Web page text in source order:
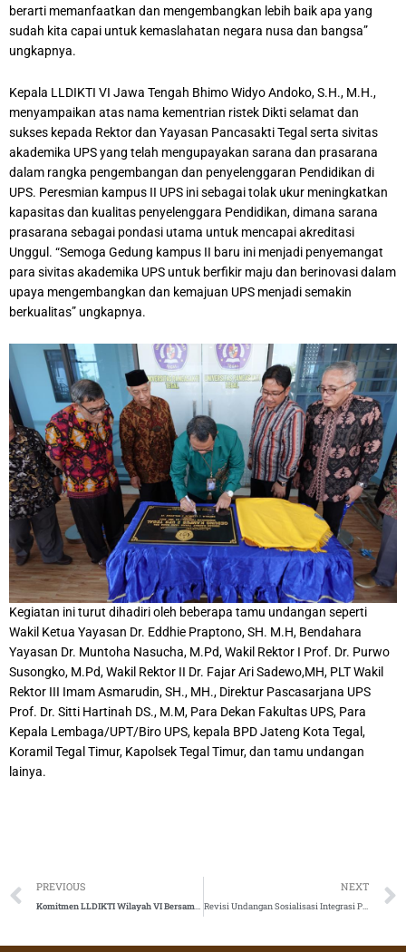
berarti memanfaatkan dan mengembangkan lebih baik apa yang
sudah kita capai untuk kemaslahatan negara nusa dan bangsa”
ungkapnya.
Kepala LLDIKTI VI Jawa Tengah Bhimo Widyo Andoko, S.H., M.H.,
menyampaikan atas nama kementrian ristek Dikti selamat dan
sukses kepada Rektor dan Yayasan Pancasakti Tegal serta sivitas
akademika UPS yang telah mengupayakan sarana dan prasarana
dalam rangka pengembangan dan penyelenggaran Pendidikan di
UPS. Peresmian kampus II UPS ini sebagai tolak ukur meningkatkan
kapasitas dan kualitas penyelenggara Pendidikan, dimana sarana
prasarana sebagai pondasi utama untuk mencapai akreditasi
Unggul. “Semoga Gedung kampus II baru ini menjadi penyemangat
para sivitas akademika UPS untuk berfikir maju dan berinovasi dalam
upaya mengembangkan dan kemajuan UPS menjadi semakin
berkualitas” ungkapnya.
Kegiatan ini turut dihadiri oleh beberapa tamu undangan seperti
Wakil Ketua Yayasan Dr. Eddhie Praptono, SH. M.H, Bendahara
Yayasan Dr. Muntoha Nasucha, M.Pd, Wakil Rektor I Prof. Dr. Purwo
Susongko, M.Pd, Wakil Rektor II Dr. Fajar Ari Sadewo,MH, PLT Wakil
Rektor III Imam Asmarudin, SH., MH., Direktur Pascasarjana UPS
Prof. Dr. Sitti Hartinah DS., M.M, Para Dekan Fakultas UPS, Para
Kepala Lembaga/UPT/Biro UPS, kepala BPD Jateng Kota Tegal,
Koramil Tegal Timur, Kapolsek Tegal Timur, dan tamu undangan
lainya.
Prev
PREVIOUS
Komitmen LLDIKTI Wilayah VI Bersama LAM Teknik Tingkatkan Mutu Perguruan Tinggi
NEXT
Revisi Undangan Sosialisasi Integrasi PDDIKTI dengan Seruni